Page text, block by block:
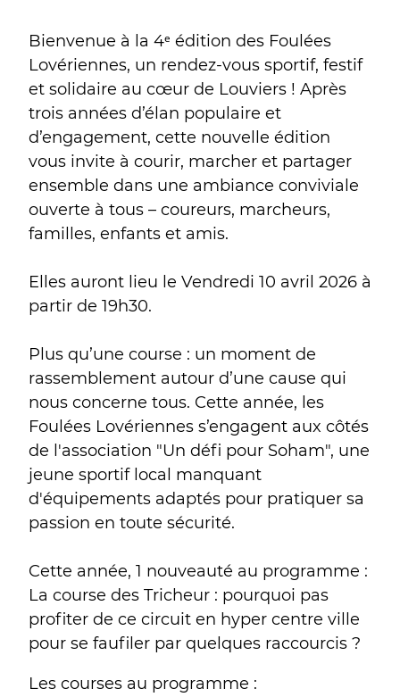
Bienvenue à la 4ᵉ édition des Foulées
Lovériennes, un rendez-vous sportif, festif
et solidaire au cœur de Louviers ! Après
trois années d’élan populaire et
d’engagement, cette nouvelle édition
vous invite à courir, marcher et partager
ensemble dans une ambiance conviviale
ouverte à tous – coureurs, marcheurs,
familles, enfants et amis.
Elles auront lieu le Vendredi 10 avril 2026 à
partir de 19h30.
Plus qu’une course : un moment de
rassemblement autour d’une cause qui
nous concerne tous. Cette année, les
Foulées Lovériennes s’engagent aux côtés
de l'association "Un défi pour Soham", une
jeune sportif local manquant
d'équipements adaptés pour pratiquer sa
passion en toute sécurité.
Cette année, 1 nouveauté au programme :
La course des Tricheur : pourquoi pas
profiter de ce circuit en hyper centre ville
pour se faufiler par quelques raccourcis ?
Les courses au programme :